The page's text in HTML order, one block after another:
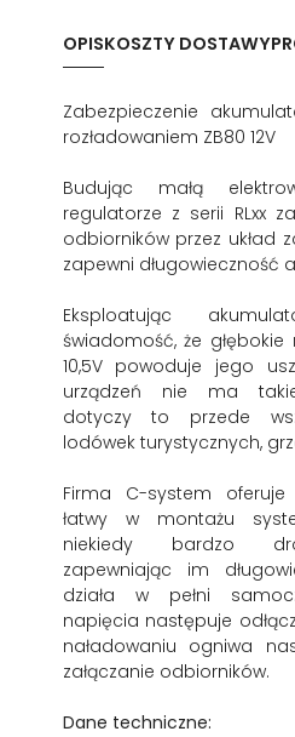
OPISKOSZTY DOSTAWY
Zabezpieczenie
rozładowaniem ZB80 12V
Budując małą
regulatorze z serii RLxx
odbiorników przez układ
zapewni długowieczność
Eksploatując
świadomość, że głębokie
10,5V powoduje jego
urządzeń nie ma
dotyczy to przede
lodówek turystycznych,
Firma C-system oferuje
łatwy w montażu
niekiedy bardzo
zapewniając im
działa w pełni
napięcia następuje
naładowaniu ogniwa
załączanie odbiorników.
Dane techniczne: